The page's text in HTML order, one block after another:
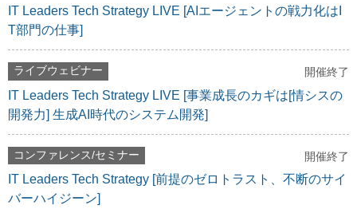
IT Leaders Tech Strategy LIVE [AIエージェントの戦力化はI
T部門の仕事]
ライブウェビナー 開催終了
IT Leaders Tech Strategy LIVE [事業成長のカギは[情シスの
開発力] 生成AI時代のシステム開発]
コンファレンス/セミナー 開催終了
IT Leaders Tech Strategy [前提のゼロトラスト、不断のサイ
バーハイジーン]